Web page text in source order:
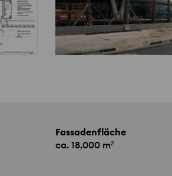
Fassadenfläche
ca. 18,000 m²